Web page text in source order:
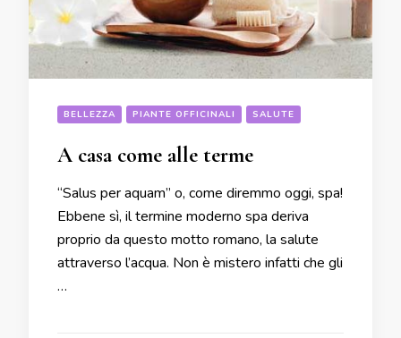
BELLEZZA PIANTE OFFICINALI SALUTE
A casa come alle terme
“Salus per aquam” o, come diremmo oggi, spa!
Ebbene sì, il termine moderno spa deriva
proprio da questo motto romano, la salute
attraverso l’acqua. Non è mistero infatti che gli
…